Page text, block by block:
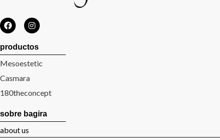
productos
Mesoestetic
Casmara
180theconcept
sobre bagira
about us